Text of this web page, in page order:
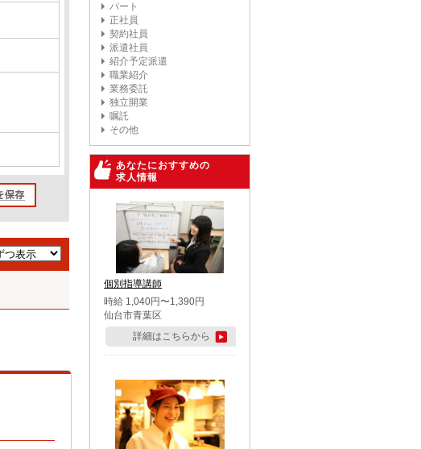
パート
正社員
契約社員
派遣社員
紹介予定派遣
職業紹介
業務委託
独立開業
嘱託
その他
あなたにおすすめの
求人情報
個別指導講師
時給 1,040円〜1,390円
仙台市青葉区
詳細はこちらから